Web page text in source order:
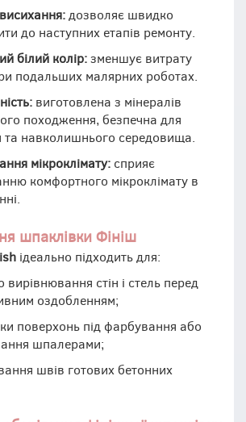
дозволяє швидко
до наступних етапів ремонту.
білий колір:зменшує витрату
подальших малярних роботах.
виготовлена з мінералів
походження, безпечна для
та навколишнього середовища.
мікроклімату: сприяє
комфортного мікроклімату в
шпаклівки Фініш
ідеально підходить для:
вирівнювання стін і стель перед
оздобленням;
поверхонь під фарбування або
шпалерами;
швів готових бетонних